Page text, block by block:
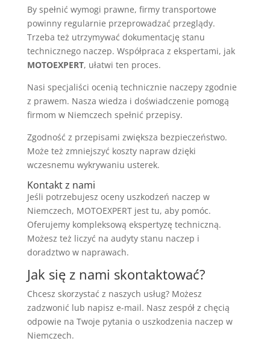
By spełnić wymogi prawne, firmy transportowe
powinny regularnie przeprowadzać przeglądy.
Trzeba też utrzymywać dokumentację stanu
technicznego naczep. Współpraca z ekspertami, jak
MOTOEXPERT, ułatwi ten proces.
Nasi specjaliści ocenią technicznie naczepy zgodnie
z prawem. Nasza wiedza i doświadczenie pomogą
firmom w Niemczech spełnić przepisy.
Zgodność z przepisami zwiększa bezpieczeństwo.
Może też zmniejszyć koszty napraw dzięki
wczesnemu wykrywaniu usterek.
Kontakt z nami
Jeśli potrzebujesz oceny uszkodzeń naczep w
Niemczech, MOTOEXPERT jest tu, aby pomóc.
Oferujemy kompleksową ekspertyzę techniczną.
Możesz też liczyć na audyty stanu naczep i
doradztwo w naprawach.
Jak się z nami skontaktować?
Chcesz skorzystać z naszych usług? Możesz
zadzwonić lub napisz e-mail. Nasz zespół z chęcią
odpowie na Twoje pytania o uszkodzenia naczep w
Niemczech.